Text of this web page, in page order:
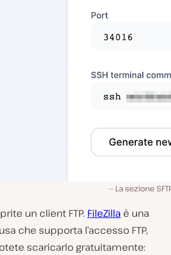
La sezione
un client FTP. FileZilla è una
che supporta l’accesso FTP,
scaricarlo gratuitamente: